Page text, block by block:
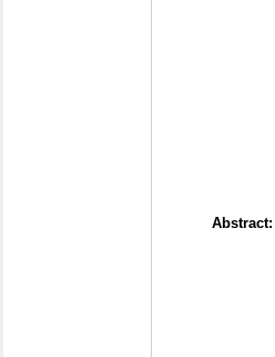
Abstract: